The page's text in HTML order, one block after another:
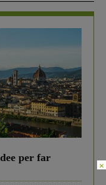
per far
×